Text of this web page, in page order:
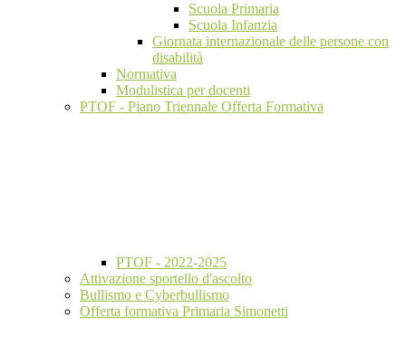
Scuola Primaria
Scuola Infanzia
Giornata internazionale delle persone con
disabilità
Normativa
Modulistica per docenti
PTOF - Piano Triennale Offerta Formativa
PTOF - 2022-2025
Attivazione sportello d'ascolto
Bullismo e Cyberbullismo
Offerta formativa Primaria Simonetti